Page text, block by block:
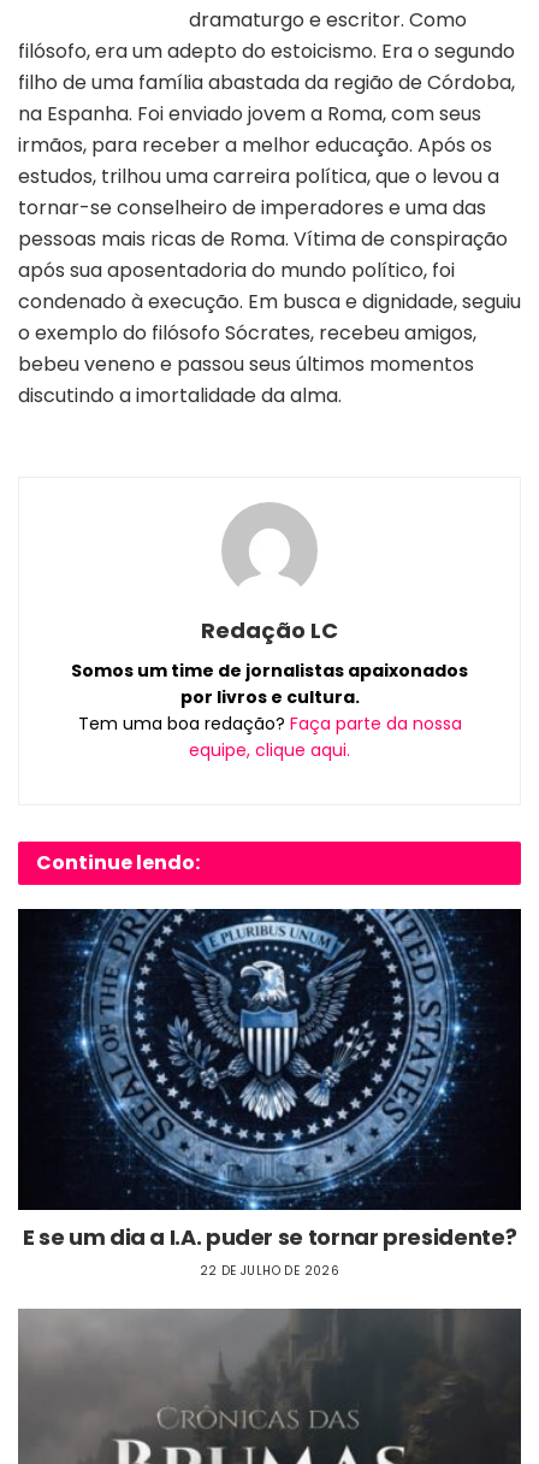
dramaturgo e escritor. Como
filósofo, era um adepto do estoicismo. Era o segundo
filho de uma família abastada da região de Córdoba,
na Espanha. Foi enviado jovem a Roma, com seus
irmãos, para receber a melhor educação. Após os
estudos, trilhou uma carreira política, que o levou a
tornar-se conselheiro de imperadores e uma das
pessoas mais ricas de Roma. Vítima de conspiração
após sua aposentadoria do mundo político, foi
condenado à execução. Em busca e dignidade, seguiu
o exemplo do filósofo Sócrates, recebeu amigos,
bebeu veneno e passou seus últimos momentos
discutindo a imortalidade da alma.
Redação LC
Somos um time de jornalistas apaixonados
por livros e cultura.
Tem uma boa redação? Faça parte da nossa
equipe, clique aqui.
Continue lendo:
E se um dia a I.A. puder se tornar presidente?
22 DE JULHO DE 2026